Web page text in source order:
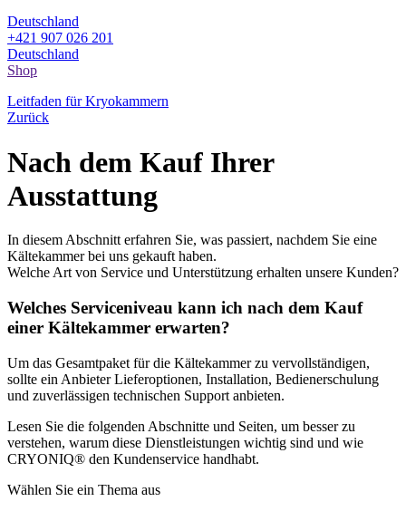
Deutschland
+421 907 026 201
Deutschland
Shop
Leitfaden für Kryokammern
Zurück
Nach dem Kauf Ihrer
Ausstattung
In diesem Abschnitt erfahren Sie, was passiert, nachdem Sie eine
Kältekammer bei uns gekauft haben.
Welche Art von Service und Unterstützung erhalten unsere Kunden?
Welches Serviceniveau kann ich nach dem Kauf
einer Kältekammer erwarten?
Um das Gesamtpaket für die Kältekammer zu vervollständigen,
sollte ein Anbieter Lieferoptionen, Installation, Bedienerschulung
und zuverlässigen technischen Support anbieten.
Lesen Sie die folgenden Abschnitte und Seiten, um besser zu
verstehen, warum diese Dienstleistungen wichtig sind und wie
CRYONIQ® den Kundenservice handhabt.
Wählen Sie ein Thema aus